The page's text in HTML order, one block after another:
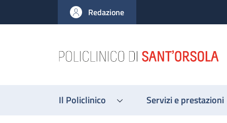
al contenuto principale
to footer content
Redazione
Il Policlinico Servizi e prestazioni